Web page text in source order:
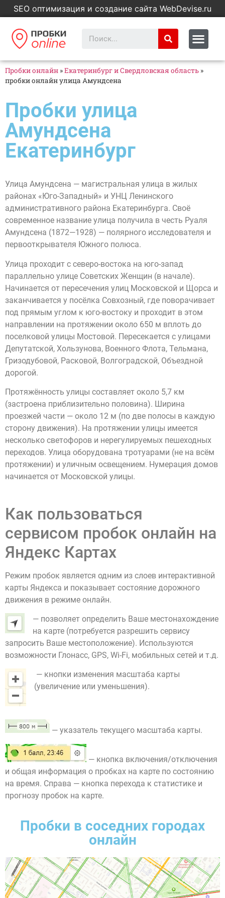
SEO оптимизация и создание сайта WebDevise.ru
Пробки онлайн »Екатеринбург и Свердловская область »
пробки онлайн улица Амундсена
Пробки улица
Амундсена
Екатеринбург
Улица Амундсена — магистральная улица в жилых
районах «Юго-Западный» и УНЦ Ленинского
административного района Екатеринбурга. Своё
современное название улица получила в честь Руаля
Амундсена (1872—1928) — полярного исследователя и
первооткрывателя Южного полюса.
Улица проходит с северо-востока на юго-запад
параллельно улице Советских Женщин (в начале).
Начинается от пересечения улиц Московской и Щорса и
заканчивается у посёлка Совхозный, где поворачивает
под прямым углом к юго-востоку и проходит в этом
направлении на протяжении около 650 м вплоть до
поселковой улицы Мостовой. Пересекается с улицами
Депутатской, Хользунова, Военного Флота, Тельмана,
Гризодубовой, Расковой, Волгоградской, Объездной
дорогой.
Протяжённость улицы составляет около 5,7 км
(застроена приблизительно половина). Ширина
проезжей части — около 12 м (по две полосы в каждую
сторону движения). На протяжении улицы имеется
несколько светофоров и нерегулируемых пешеходных
переходов. Улица оборудована тротуарами (не на всём
протяжении) и уличным освещением. Нумерация домов
начинается от Московской улицы.
Как пользоваться
сервисом пробок онлайн на
Яндекс Картах
Режим пробок является одним из слоев интерактивной
карты Яндекса и показывает состояние дорожного
движения в режиме онлайн.
— позволяет определить Ваше местонахождение
на карте (потребуется разрешить сервису
запросить Ваше местоположение). Используются
возможности Глонасс, GPS, Wi-Fi, мобильных сетей и т.д.
— кнопки изменения масштаба карты
(увеличение или уменьшения).
— указатель текущего масштаба карты.
— кнопка включения/отключения
и общая информация о пробках на карте по состоянию
на время. Справа — кнопка перехода к статистике и
прогнозу пробок на карте.
Пробки в соседних городах
онлайн